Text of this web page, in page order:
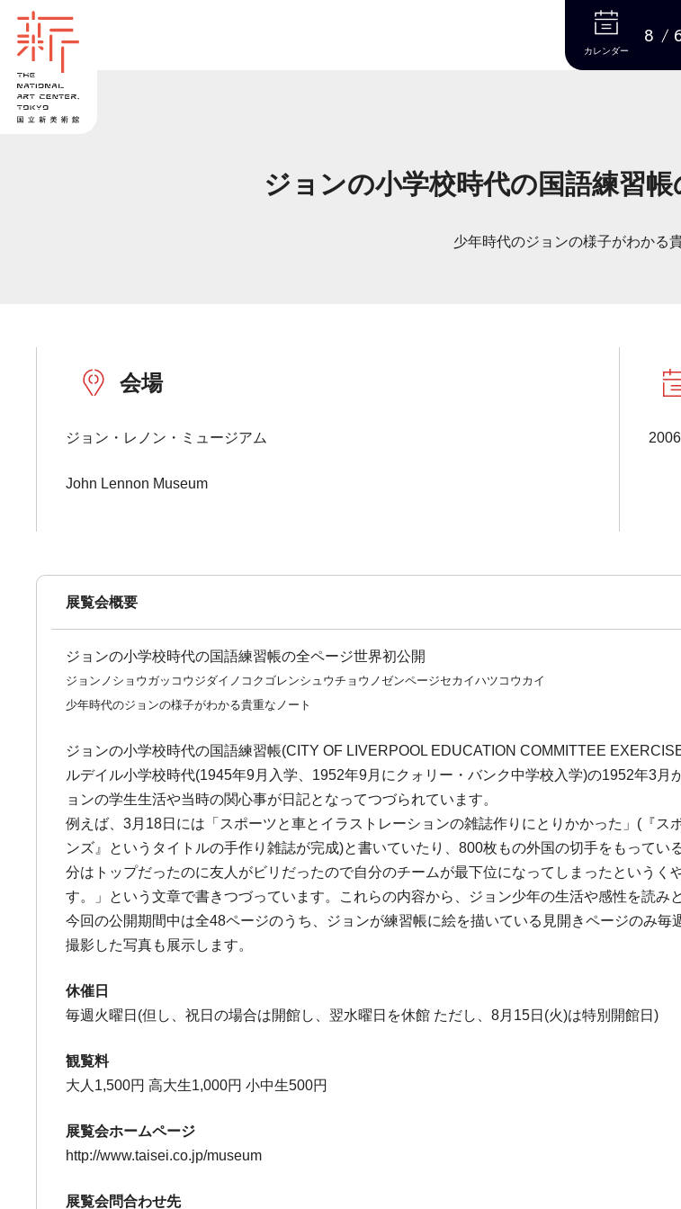
本文へ
カレンダー
8
ジョンの小学校時代の国語練習
少年時代のジョンの様子がわかる
会場
ジョン・レノン・ミュージアム
John Lennon Museum
展覧会概要
ジョンの小学校時代の国語練習帳の全ページ世界初公開
ジョンノショウガッコウジダイノコクゴレンシュウチョウノゼンページセカイハツコウカイ
少年時代のジョンの様子がわかる貴重なノート
ジョンの小学校時代の国語練習帳(CITY OF LIVERPOOL EDUCATION COMMITTEE
ルデイル小学校時代(1945年9月入学、1952年9月にクォリー・バンク中学校入学)の1952年3
ョンの学生生活や当時の関心事が日記となってつづられています。
例えば、3月18日には「スポーツと車とイラストレーションの雑誌作りにとりかかった」(『
ンズ』というタイトルの手作り雑誌が完成)と書いていたり、800枚もの外国の切手をもって
分はトップだったのに友人がビリだったので自分のチームが最下位になってしまったという
す。」という文章で書きつづっています。これらの内容から、ジョン少年の生活や感性を読み
今回の公開期間中は全48ページのうち、ジョンが練習帳に絵を描いている見開きページのみ
撮影した写真も展示します。
休催日
毎週火曜日(但し、祝日の場合は開館し、翌水曜日を休館 ただし、8月15日(火)は特別開館日)
観覧料
大人1,500円 高大生1,000円 小中生500円
展覧会ホームページ
http://www.taisei.co.jp/museum
展覧会問合わせ先